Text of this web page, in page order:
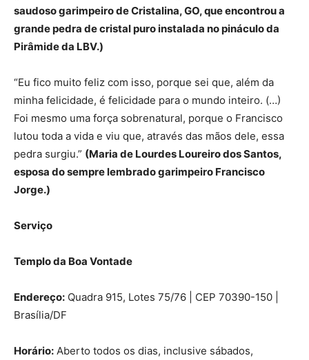
saudoso garimpeiro de Cristalina, GO, que encontrou a
grande pedra de cristal puro instalada no pináculo da
Pirâmide da LBV.)
“Eu fico muito feliz com isso, porque sei que, além da
minha felicidade, é felicidade para o mundo inteiro. (…)
Foi mesmo uma força sobrenatural, porque o Francisco
lutou toda a vida e viu que, através das mãos dele, essa
pedra surgiu.” (Maria de Lourdes Loureiro dos Santos,
esposa do sempre lembrado garimpeiro Francisco
Jorge.)
Serviço
Templo da Boa Vontade
Endereço: Quadra 915, Lotes 75/76 | CEP 70390-150 |
Brasília/DF
Horário: Aberto todos os dias, inclusive sábados,